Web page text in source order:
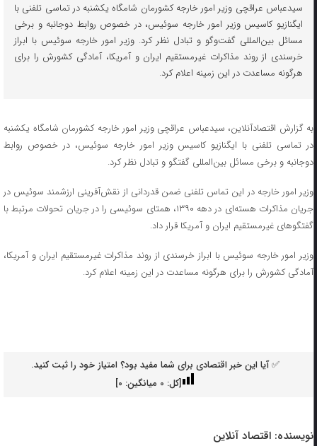
سیدعباس عراقچی وزیر امور خارجه کشورمان شامگاه یکشنبه در تماسی تلفنی با
ایگنازیو کاسیس وزیر امور خارجه سوئیس، در خصوص روابط دوجانبه و برخی
مسائل بین‌المللی گفت‌و‌گو و تبادل نظر کرد. وزیر امور خارجه سوئیس با ابراز
خرسندی از روند مذاکرات غیرمستقیم ایران و آمریکا، آمادگی کشورش را برای
هرگونه مساعدت در این زمینه اعلام کرد.
به گزارش اقتصادآنلاین، سیدعباس عراقچی وزیر امور خارجه کشورمان شامگاه یکشنبه
در تماسی تلفنی با ایگنازیو کاسیس وزیر امور خارجه سوئیس، در خصوص روابط
دوجانبه و برخی مسائل بین‌المللی گفتگو و تبادل نظر کرد.
وزیر امور خارجه در این تماس تلفنی ضمن قدردانی از نقش‌آفرینی ارزشمند سوئیس در
جریان مذاکرات هسته‌ای در دهه ۱۳۹۰، همتای سوئیسی را در جریان تحولات مرتبط با
گفتگوهای غیرمستقیم ایران و آمریکا قرار داد.
وزیر امور خارجه سوئیس با ابراز خرسندی از روند مذاکرات غیرمستقیم ایران و آمریکا،
آمادگی کشورش را برای هرگونه مساعدت در این زمینه اعلام کرد.
✅ آیا این خبر اقتصادی برای شما مفید بود؟ امتیاز خود را ثبت کنید.
[کل: 0میانگین: 0
]
نویسنده: اقتصاد آنلاین